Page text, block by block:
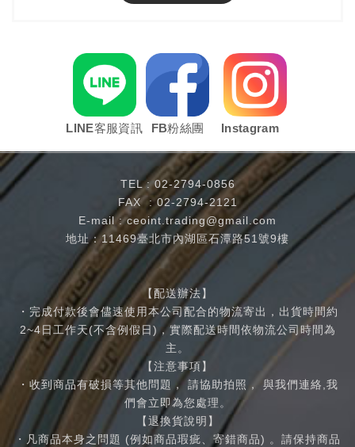
LINE客服資訊 FB粉絲團 Instagram
TEL :02-2794-0856
FAX : 02-2794-2121
E-mail :ceoint.trading@gmail.com
地址：11469臺北市內湖區石潭路51號9樓
【配送辦法】
・完成付款後會儘速使用本公司配合的物流寄出，出貨時間約
2~4日工作天(不含例假日)，實際配送時間依物流公司時間為
主。
【注意事項】
・收到商品有破損等其他問題， 請協助拍照， 與我們連絡,我
們會立即為您處理。
【退換貨說明】
・凡商品本身之問題 (例如商品瑕疵、寄錯商品) 。請保持商品